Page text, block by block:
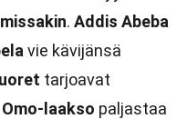
. Addis Abeba
vie kävijänsä
tarjoavat
Omo-laakso paljastaa